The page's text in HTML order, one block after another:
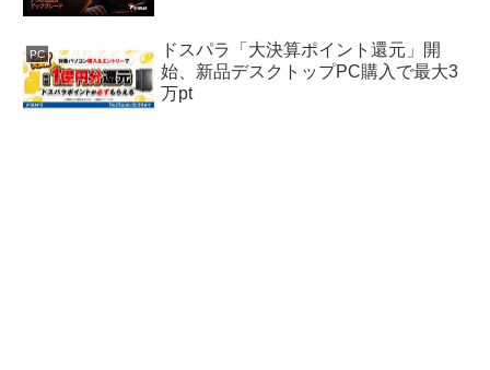
PC
ドスパラ「大決算ポイント還元」開
始、新品デスクトップPC購入で最大3
万pt